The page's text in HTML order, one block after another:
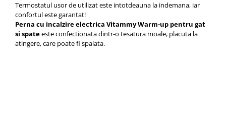
Termostatul usor de utilizat este intotdeauna la indemana, iar
confortul este garantat!
Perna cu incalzire electrica Vitammy Warm-up pentru gat
si spateeste confectionata dintr-o tesatura moale, placuta la
atingere, care poate fi spalata.